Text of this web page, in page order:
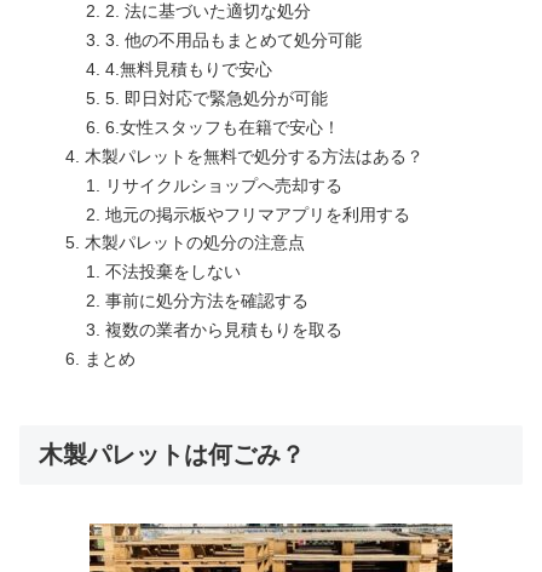
2. 法に基づいた適切な処分
3. 他の不用品もまとめて処分可能
4.無料見積もりで安心
5. 即日対応で緊急処分が可能
6.女性スタッフも在籍で安心！
木製パレットを無料で処分する方法はある？
リサイクルショップへ売却する
地元の掲示板やフリマアプリを利用する
木製パレットの処分の注意点
不法投棄をしない
事前に処分方法を確認する
複数の業者から見積もりを取る
まとめ
木製パレットは何ごみ？